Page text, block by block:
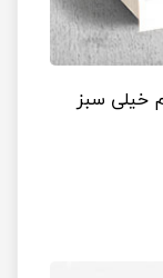
خیلی سبز